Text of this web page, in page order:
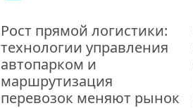
Рост прямой логистики:
технологии управления
автопарком и
маршрутизация
перевозок меняют рынок